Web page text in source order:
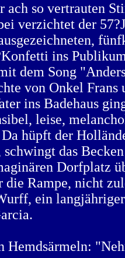
so vertrauten
verzichtet der
ins
dem Song
von Onkel Frans
ins Badehaus
leise,
hüpft der
das
Dorfplatz
Rampe, nicht
ein